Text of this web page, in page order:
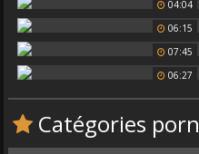
04:04
06:15
07:45
06:27
Catégories